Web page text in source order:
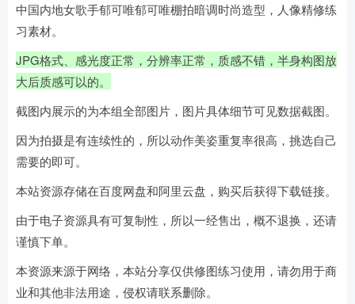
中国内地女歌手郁可唯郁可唯棚拍暗调时尚造型，人像精修练
习素材。
JPG格式、感光度正常，分辨率正常，质感不错，半身构图放
大后质感可以的。
截图内展示的为本组全部图片，图片具体细节可见数据截图。
因为拍摄是有连续性的，所以动作美姿重复率很高，挑选自己
需要的即可。
本站资源存储在百度网盘和阿里云盘，购买后获得下载链接。
由于电子资源具有可复制性，所以一经售出，概不退换，还请
谨慎下单。
本资源来源于网络，本站分享仅供修图练习使用，请勿用于商
业和其他非法用途，侵权请联系删除。